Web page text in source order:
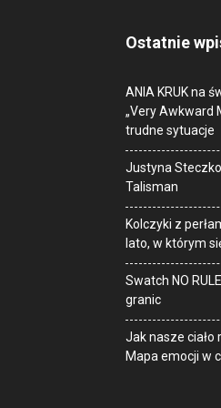
Ostatnie
ANIA KRUK na
„Very Awkward
trudne sytuacje
Justyna
Talisman
Kolczyki z
lato, w którym
Swatch NO
granic
Jak nasze ciało
Mapa emocji w